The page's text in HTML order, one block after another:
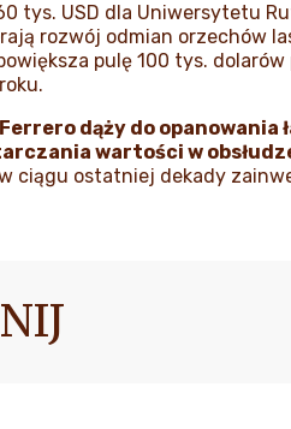
tys. USD dla Uniwersytetu
rozwój odmian orzechów
pulę 100 tys.
dąży do opanowania
wartości w
ciągu ostatniej dekady